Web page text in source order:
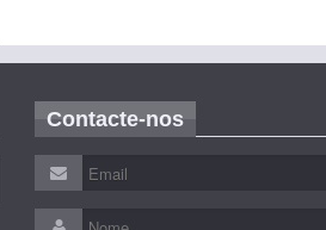
Contacte-nos